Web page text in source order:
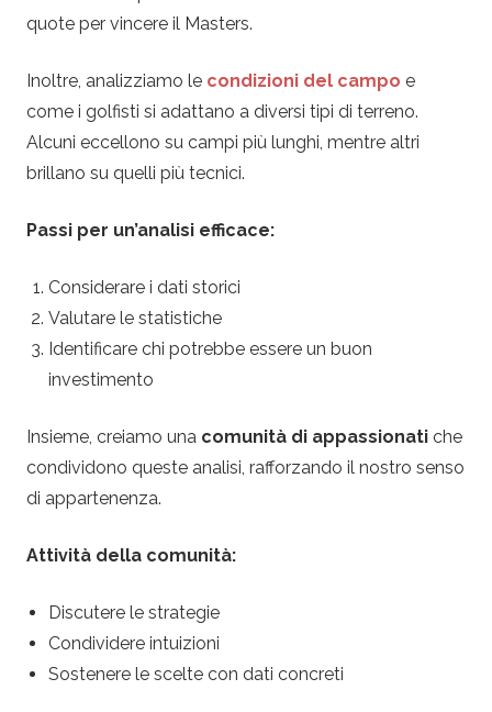
quote per vincere il Masters.
Inoltre, analizziamo le condizioni del campo e
come i golfisti si adattano a diversi tipi di terreno.
Alcuni eccellono su campi più lunghi, mentre altri
brillano su quelli più tecnici.
Passi per un’analisi efficace:
Considerare i dati storici
Valutare le statistiche
Identificare chi potrebbe essere un buon
investimento
Insieme, creiamo una comunità di appassionati che
condividono queste analisi, rafforzando il nostro senso
di appartenenza.
Attività della comunità:
Discutere le strategie
Condividere intuizioni
Sostenere le scelte con dati concreti